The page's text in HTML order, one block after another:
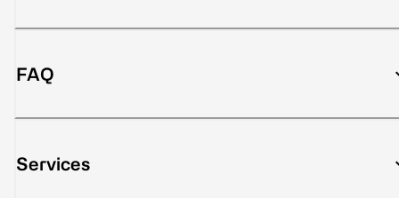
FAQ
Services